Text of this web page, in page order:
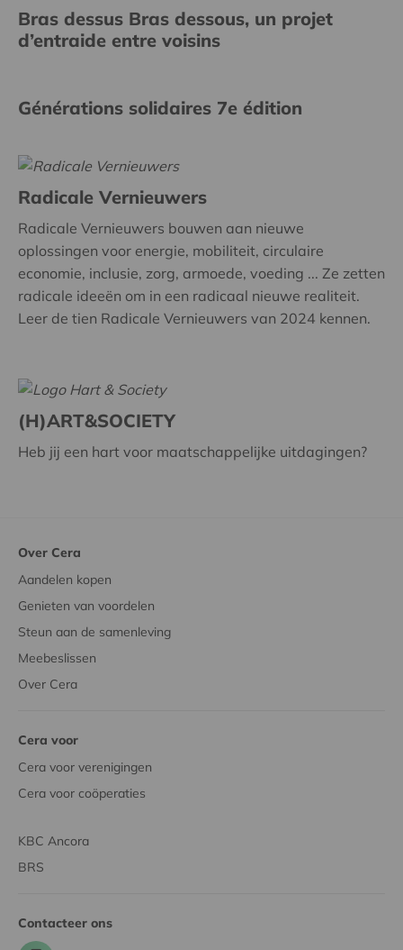
Bras dessus Bras dessous, un projet
d’entraide entre voisins
Générations solidaires 7e édition
Radicale Vernieuwers
Radicale Vernieuwers bouwen aan nieuwe
oplossingen voor energie, mobiliteit, circulaire
economie, inclusie, zorg, armoede, voeding ... Ze zetten
radicale ideeën om in een radicaal nieuwe realiteit.
Leer de tien Radicale Vernieuwers van 2024 kennen.
(H)ART&SOCIETY
Heb jij een hart voor maatschappelijke uitdagingen?
Over Cera
Aandelen kopen
Genieten van voordelen
Steun aan de samenleving
Meebeslissen
Over Cera
Cera voor
Cera voor verenigingen
Cera voor coöperaties
KBC Ancora
BRS
Contacteer ons